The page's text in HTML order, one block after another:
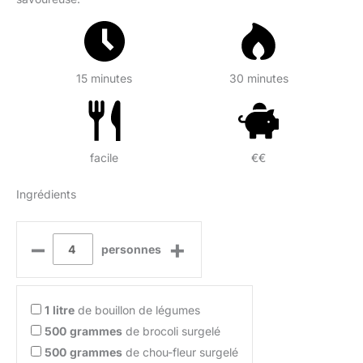
15 minutes 30 minutes
facile €€
Ingrédients
– personnes +
1 litre de bouillon de légumes
500 grammes de brocoli surgelé
500 grammes de chou-fleur surgelé